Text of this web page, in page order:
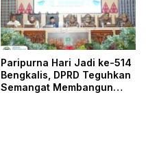
Paripurna Hari Jadi ke-514
Bengkalis, DPRD Teguhkan
Semangat Membangun